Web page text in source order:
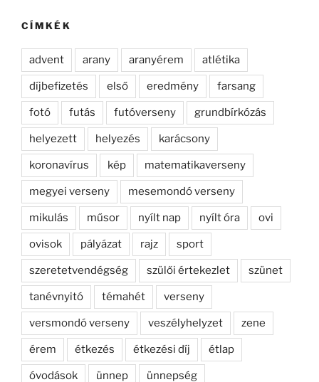
CÍMKÉK
advent arany aranyérem atlétika
díjbefizetés első eredmény farsang
fotó futás futóverseny grundbírkózás
helyezett helyezés karácsony
koronavírus kép matematikaverseny
megyei verseny mesemondó verseny
mikulás műsor nyílt nap nyílt óra ovi
ovisok pályázat rajz sport
szeretetvendégség szülői értekezlet szünet
tanévnyitó témahét verseny
versmondó verseny veszélyhelyzet zene
érem étkezés étkezési díj étlap
óvodások ünnep ünnepség